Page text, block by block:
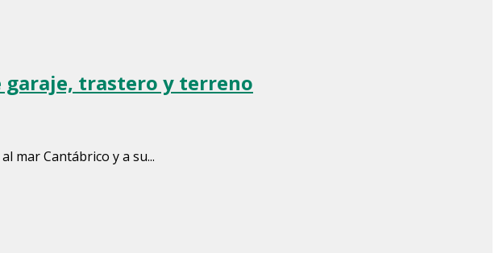
garaje, trastero y terreno
mar Cantábrico y a su...